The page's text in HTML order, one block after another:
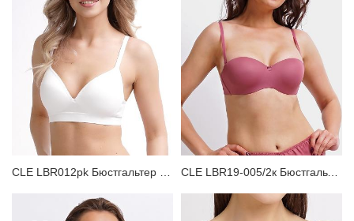
CLE LBR012pk Бюстгальтер подростковый CLE LBR19-005/2к Бюстгальтер женский